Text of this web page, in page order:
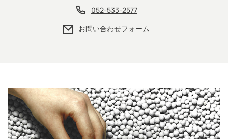
052-533-2577
お問い合わせフォーム